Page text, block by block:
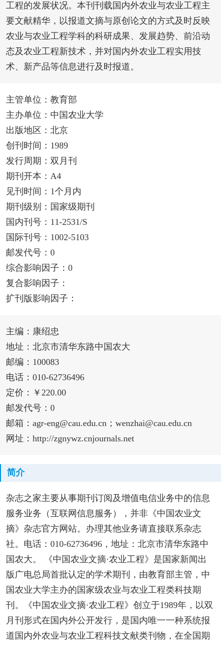
工程的发展状况。本刊刊载国内外农业与农业工程主
要文献精华，以报道文摘与原创论文的方式及时反映
农业与农业工程学科的科研成果、发展趋势、前沿动
态及农业工程新技术，并对国内外农业工程实用技
术、新产品等信息进行及时报道。
主管单位：教育部
主办单位：中国农业大学
出版地区：北京
创刊时间：1989
发行周期：双月刊
期刊开本：A4
见刊时间：1个月内
期刊级别：国家级期刊
国内刊号：11-2531/S
国际刊号：1002-5103
邮发代号：0
综合影响因子：0
复合影响因子：
扩刊版影响因子：
主编：康绍忠
地址：北京市清华东路中国农大
邮编：100083
电话：010-62736496
定价：￥220.00
邮发代号：0
邮箱：agr-eng@cau.edu.cn；wenzhai@cau.edu.cn
网址：http://zgnywz.cnjournals.net
简介
杂志之家主要从事期刊订阅及增值电信业务中的信息
服务业务（互联网信息服务），并非《中国农业文
摘》杂志官方网站。办理其他业务请直接联系杂志
社。电话：010-62736496，地址：北京市清华东路中
国农大。 《中国农业文摘·农业工程》是国家新闻出
版广电总局首批认定的学术期刊，由教育部主管，中
国农业大学主办的国家级农业与农业工程类科技期
刊。《中国农业文摘·农业工程》创立于1989年，以双
月刊形式在国内外公开发行，是国内唯一一种系统报
道国内外农业与农业工程科技文献类刊物，在全国期